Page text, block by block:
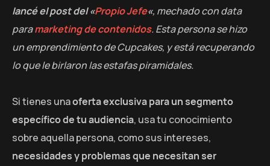
lancé el post del «Propio Jefe«, mechado con data
paramarketing de contenidos. Esta persona se hizo
un emprendimiento de Cupcakes, y está recuperando
lo que le birlaron las estafas piramidales.
Si tienes unaoferta exclusiva para un segmento
específico de tu audiencia, usa tu conocimiento
sobre aquella persona, como sus intereses,
necesidades y problemas que necesitan ser